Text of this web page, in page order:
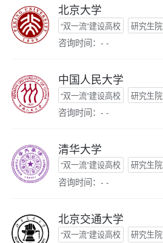
北京大学
“双一流”建设高校 研究生院
咨询时间：- -
中国人民大学
“双一流”建设高校 研究生院
咨询时间：- -
清华大学
“双一流”建设高校 研究生院
咨询时间：- -
北京交通大学
“双一流”建设高校 研究生院